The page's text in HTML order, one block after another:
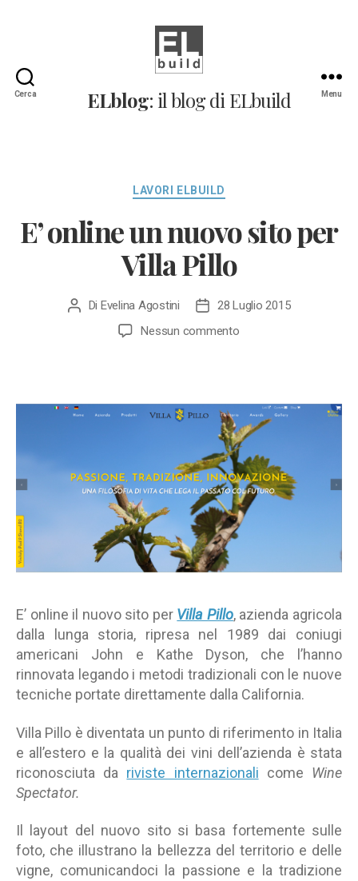
Cerca
Il
blog
ELblog: il blog di ELbuild Menu
Categorie
LAVORI ELBUILD
E’ online un nuovo sito per
Villa Pillo
Autore
Di Evelina Agostini
Data28 Luglio 2015
Nessun commentosu
sito
per
Villa
Pillo
E’ online il nuovo sito per Villa Pillo, azienda agricola
dalla lunga storia, ripresa nel 1989 dai coniugi
americani John e Kathe Dyson, che l’hanno
rinnovata legando i metodi tradizionali con le nuove
tecniche portate direttamente dalla California.
Villa Pillo è diventata un punto di riferimento in Italia
e all’estero e la qualità dei vini dell’azienda è stata
riconosciuta da riviste internazionali come Wine
Spectator.
Il layout del nuovo sito si basa fortemente sulle
foto, che illustrano la bellezza del territorio e delle
vigne, comunicandoci la passione e la tradizione